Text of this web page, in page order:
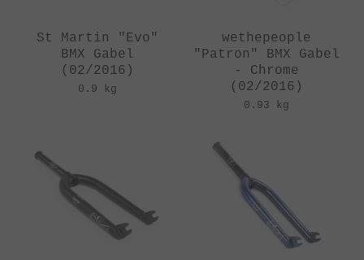
St Martin "Evo"
BMX Gabel
(02/2016)
0.9 kg
wethepeople
"Patron" BMX Gabel
- Chrome
(02/2016)
0.93 kg